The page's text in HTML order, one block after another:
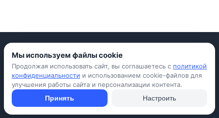
Приложение для iPhone
© Avada Shop, 2026
Конфиденциальность
Подать объявление бесплатно
ОбъявленияВопросы и ответы
Мы используем файлы cookie
Продолжая использовать сайт, вы соглашаетесь с политикой
конфиденциальности и использованием cookie-файлов для
улучшения работы сайта и персонализации контента.
Принять
Настроить